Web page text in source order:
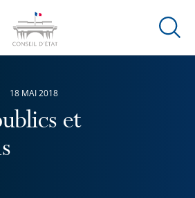
Ouvrir
et
18 MAI 2018